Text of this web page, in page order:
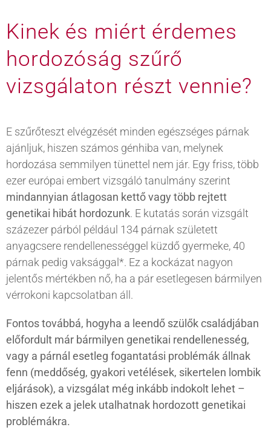
Kinek és miért érdemes
hordozóság szűrő
vizsgálaton részt vennie?
E szűrőteszt elvégzését minden egészséges párnak
ajánljuk, hiszen számos génhiba van, melynek
hordozása semmilyen tünettel nem jár. Egy friss, több
ezer európai embert vizsgáló tanulmány szerint
mindannyian átlagosan kettő vagy több rejtett
genetikai hibát hordozunk. E kutatás során vizsgált
százezer párból például 134 párnak született
anyagcsere rendellenességgel küzdő gyermeke, 40
párnak pedig vaksággal*. Ez a kockázat nagyon
jelentős mértékben nő, ha a pár esetlegesen bármilyen
vérrokoni kapcsolatban áll.
Fontos továbbá, hogyha a leendő szülők családjában
előfordult már bármilyen genetikai rendellenesség,
vagy a párnál esetleg fogantatási problémák állnak
fenn (meddőség, gyakori vetélések, sikertelen lombik
eljárások), a vizsgálat még inkább indokolt lehet –
hiszen ezek a jelek utalhatnak hordozott genetikai
problémákra.